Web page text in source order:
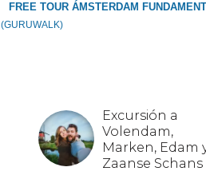
FREE TOUR ÁMSTERDAM
(GURUWALK)